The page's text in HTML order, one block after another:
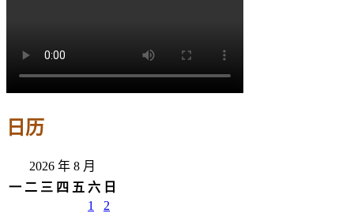
日历
2026 年 8 月
一 二 三 四 五 六 日
1
2